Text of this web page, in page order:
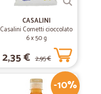
CASALINI
Casalini Cornetti cioccolato
6 x 50 g
2,35 € 2,95 €
-10%